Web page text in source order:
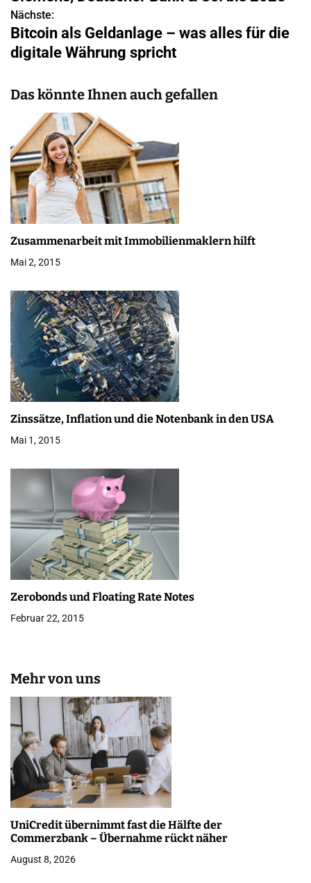
i
t
a
s
n
a
v
a
t
i
o
n
Nächste:
Bitcoin als Geldanlage – was alles für die
digitale Währung spricht
Das könnte Ihnen auch gefallen
Zusammenarbeit mit Immobilienmaklern hilft
Mai 2, 2015
Zinssätze, Inflation und die Notenbank in den USA
Mai 1, 2015
Zerobonds und Floating Rate Notes
Februar 22, 2015
Mehr von uns
UniCredit übernimmt fast die Hälfte der
Commerzbank – Übernahme rückt näher
August 8, 2026